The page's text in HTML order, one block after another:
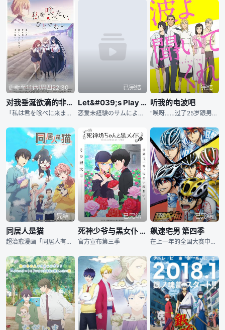
更新至11话|周四22:30
对我垂涎欲滴的非人少女
「私は君を喰べに来ました。」 突如现れた人鱼の少女・汐莉は 海辺の街に独り暮らす比名子の手を取り、优しく语りかける。 比名子の持つ血肉は、特別に美味しいという。 それは数多の妖怪を惹きつけ
已完结
Let&#039;s Play 充满任务的人生
恋爱未経験のサムによる “大人のラブストーリー“が开幕する――― 【人生】は【ゲーム】のように 【选択】の连続――― 22歳のソフトウェア开発者のサム・ヤングは、幼少期から无类のゲーム
完结
听我的电波吧
“唉呀……过了25岁跟男人分手的话好难受啊！” 居住在北海道札幌，在浓汤咖喱店工作的鼓田美奈丽，在酒馆里与刚认识的当地广播局的导播·麻藤兼嗣谈起了自己的失恋经历。 第二天，就在她跟往常一样准备
完结
同居人是猫
超治愈漫画「同居人有时在腿上，有时在头上」宣布动画化。《同居人时而在腿上、时而跑到脑袋上》是漫画作者みなつき、二ツ家あす连载的少年漫画 。描述的是推理小说家朏素晴和一只小猫的故事。确定动画版在20
已完结
死神少爷与黑女仆 第三季
官方宣布第三季
已完结
飙速宅男 第四季
在上一年的全国大赛中取胜的主人公·小野田坂道所属的总北高中。组建队伍的前辈们纷纷毕业、引退，作为新世代的队伍开始进发的他们，在互相刺激、支持、提升的过程中，顺利打入以连霸为目标的全国大赛。之后，决战之